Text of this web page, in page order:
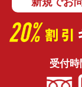
受付時